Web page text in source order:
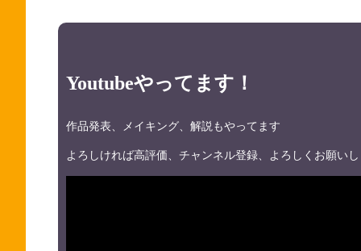
Youtubeやってます！
作品発表、メイキング、解説もやってます
よろしければ高評価、チャンネル登録、よろしくお願い